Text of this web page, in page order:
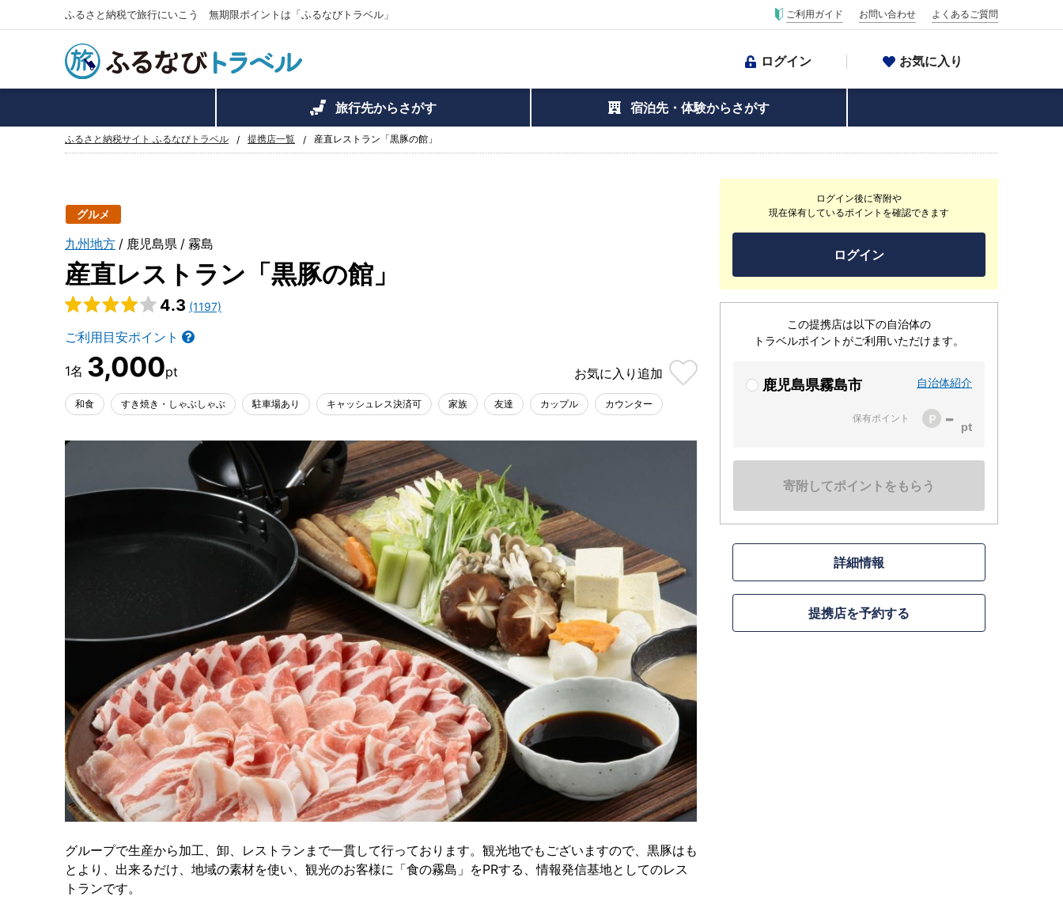
ふるさと納税で旅行にいこう 無期限ポイントは「ふるなびトラベル」 ご利用ガイド お問い合わせ よくあるご質問
ログイン お気に入り
旅行先からさがす 宿泊先・体験からさがす
ふるさと納税サイト ふるなびトラベル 提携店一覧 産直レストラン「黒豚の館」
グルメ
九州地方 鹿児島県 霧島
産直レストラン「黒豚の館」
4.3 (1197)
ご利用目安ポイント
3,000 お気に入り 追加
和食 すき焼き・しゃぶしゃぶ 駐車場あり キャッシュレス決済可 家族 友達 カップル カウンター
ログイン後に寄附や
現在保有しているポイントを確認できます
ログイン
この提携店は以下の自治体の
トラベルポイントがご利用いただけます。
鹿児島県霧島市 自治体紹介
保有ポイント -
寄附してポイントをもらう
詳細情報
提携店を予約する
グループで生産から加工、卸、レストランまで一貫して行っております。観光地でもございますので、黒豚はも
とより、出来るだけ、地域の素材を使い、観光のお客様に「食の霧島」をPRする、情報発信基地としてのレス
トランです。